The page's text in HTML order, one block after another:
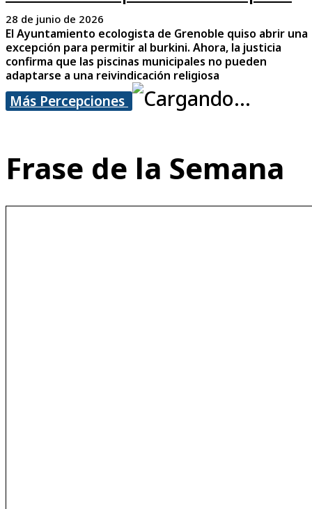
28 de junio de 2026
El Ayuntamiento ecologista de Grenoble quiso abrir una
excepción para permitir al burkini. Ahora, la justicia
confirma que las piscinas municipales no pueden
adaptarse a una reivindicación religiosa
Más Percepciones
Frase de la Semana